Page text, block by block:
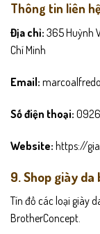
Thông tin liên
Địa chỉ: 365 Huỳnh
Chí Minh
Email:
Số điện thoại:
Website: https://
9. Shop giày
Tín đồ các loại giày
BrotherConcept.